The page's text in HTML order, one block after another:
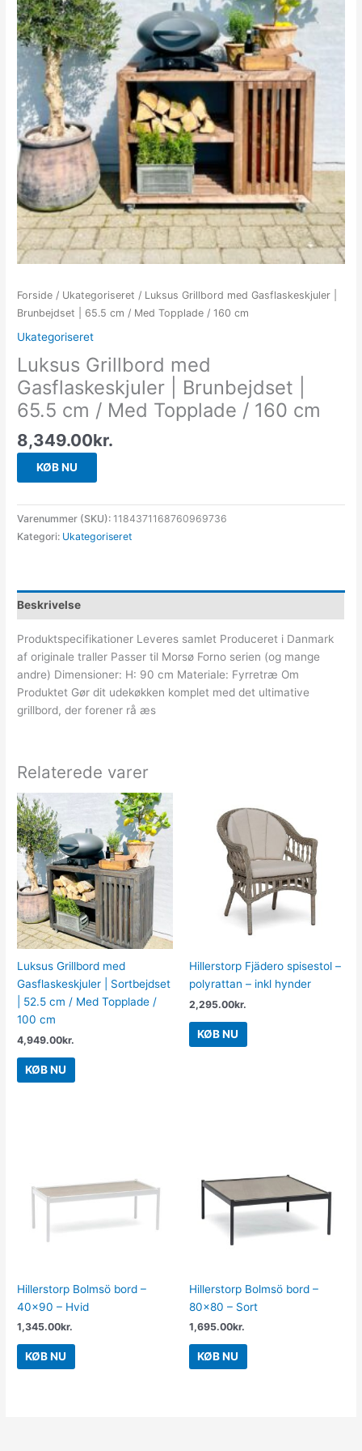
Forside / Ukategoriseret / Luksus Grillbord med Gasflaskeskjuler |
Brunbejdset | 65.5 cm / Med Topplade / 160 cm
Ukategoriseret
Luksus Grillbord med
Gasflaskeskjuler | Brunbejdset |
65.5 cm / Med Topplade / 160 cm
8,349.00kr.
KØB NU
Varenummer (SKU): 1184371168760969736
Kategori: Ukategoriseret
Beskrivelse
Produktspecifikationer Leveres samlet Produceret i Danmark
af originale traller Passer til Morsø Forno serien (og mange
andre) Dimensioner: H: 90 cm Materiale: Fyrretræ Om
Produktet Gør dit udekøkken komplet med det ultimative
grillbord, der forener rå æs
Relaterede varer
Luksus Grillbord med
Gasflaskeskjuler | Sortbejdset
| 52.5 cm / Med Topplade /
100 cm
4,949.00kr.
KØB NU
Hillerstorp Fjädero spisestol –
polyrattan – inkl hynder
2,295.00kr.
KØB NU
Hillerstorp Bolmsö bord –
40×90 – Hvid
1,345.00kr.
KØB NU
Hillerstorp Bolmsö bord –
80×80 – Sort
1,695.00kr.
KØB NU